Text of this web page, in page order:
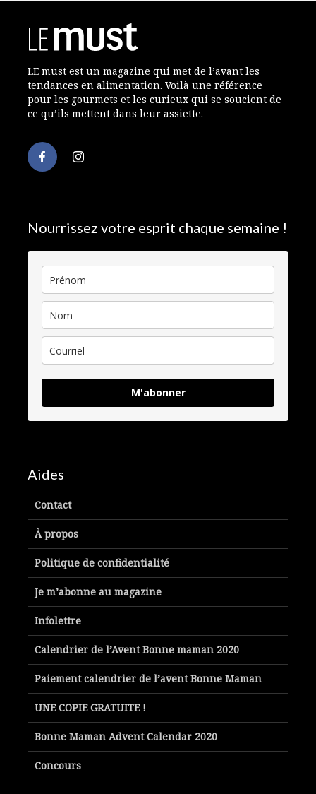
LE must est un magazine qui met de l’avant les
tendances en alimentation. Voilà une référence
pour les gourmets et les curieux qui se soucient de
ce qu’ils mettent dans leur assiette.
Nourrissez votre esprit chaque semaine !
M'abonner
Aides
Contact
À propos
Politique de confidentialité
Je m’abonne au magazine
Infolettre
Calendrier de l’Avent Bonne maman 2020
Paiement calendrier de l’avent Bonne Maman
UNE COPIE GRATUITE !
Bonne Maman Advent Calendar 2020
Concours